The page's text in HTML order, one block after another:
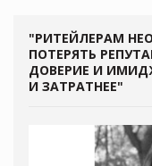
"РИТЕЙЛЕРАМ
ПОТЕРЯТЬ
ДОВЕРИЕ И
И ЗАТРАТНЕЕ"